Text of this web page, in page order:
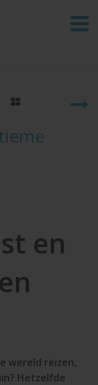
en
wereld reizen,
Hetzelfde